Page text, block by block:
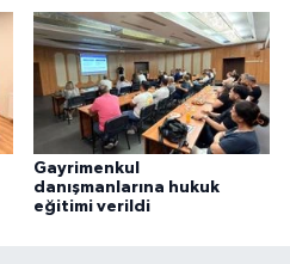
Gayrimenkul
danışmanlarına hukuk
eğitimi verildi